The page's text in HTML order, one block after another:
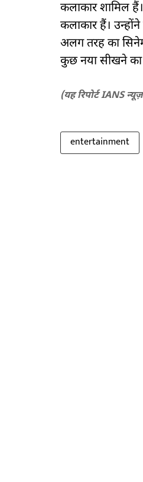
कलाकार शामिल
कलाकार हैं।
अलग तरह का
कुछ नया सीखने का
(यह रिपोर्ट IANS
entertainment